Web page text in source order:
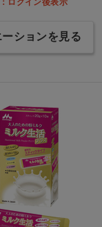
ションを見る